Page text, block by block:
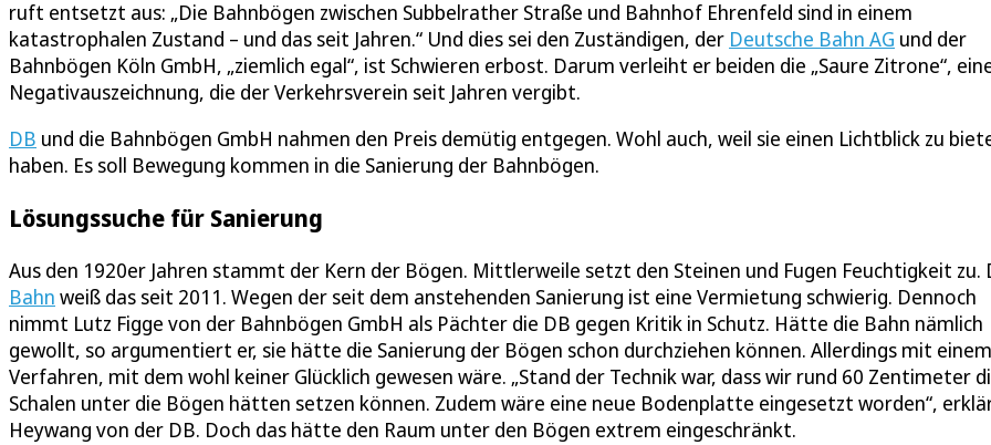
ruft entsetzt aus: „Die Bahnbögen zwischen Subbelrather Straße und Bahnhof Ehrenfeld sind in einem
katastrophalen Zustand – und das seit Jahren.“ Und dies sei den Zuständigen, der Deutsche Bahn AG und der
Bahnbögen Köln GmbH, „ziemlich egal“, ist Schwieren erbost. Darum verleiht er beiden die „Saure Zitrone“,
Negativauszeichnung, die der Verkehrsverein seit Jahren vergibt.
DB und die Bahnbögen GmbH nahmen den Preis demütig entgegen. Wohl auch, weil sie einen Lichtblick zu
haben. Es soll Bewegung kommen in die Sanierung der Bahnbögen.
Lösungssuche für Sanierung
Aus den 1920er Jahren stammt der Kern der Bögen. Mittlerweile setzt den Steinen und Fugen Feuchtigkeit zu.
Bahn weiß das seit 2011. Wegen der seit dem anstehenden Sanierung ist eine Vermietung schwierig. Dennoch
nimmt Lutz Figge von der Bahnbögen GmbH als Pächter die DB gegen Kritik in Schutz. Hätte die Bahn nämlich
gewollt, so argumentiert er, sie hätte die Sanierung der Bögen schon durchziehen können. Allerdings mit einem
Verfahren, mit dem wohl keiner Glücklich gewesen wäre. „Stand der Technik war, dass wir rund 60 Zentimeter
Schalen unter die Bögen hätten setzen können. Zudem wäre eine neue Bodenplatte eingesetzt worden“,
Heywang von der DB. Doch das hätte den Raum unter den Bögen extrem eingeschränkt.